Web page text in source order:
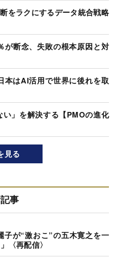
をラクにするデータ統合戦略
が断念、失敗の根本原因と対
本はAI活用で世界に後れを取
い」を解決する【PMOの進化
見る
事
子が“激おこ”の五木寛之を一
〈再配信〉